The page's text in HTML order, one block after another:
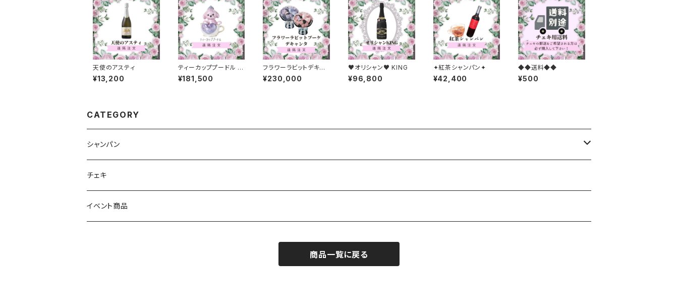
天使のアスティ
¥13,200
ティーカッププードル デ
キャンタ
¥181,500
フラワーラビットデキャ
ンタ
¥230,000
♥オリシャン♥ KING
¥96,800
✦紅茶シャンパン✦
¥42,400
◆◆送料◆◆
¥500
CATEGORY
シャンパン
ノンアルコール
アルコール
チェキ
イベント商品
商品一覧に戻る